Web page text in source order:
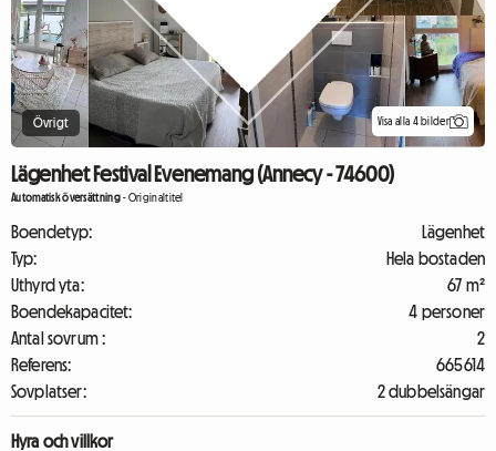
Övrigt Visa alla 4 bilder
Lägenhet Festival Evenemang (Annecy - 74600)
Automatisk översättning-Originaltitel
Boendetyp:
Lägenhet
Typ:
Hela bostaden
Uthyrd yta:
67 m²
Boendekapacitet:
4 personer
Antal sovrum :
2
Referens:
665614
Sovplatser:
2 dubbelsängar
Hyra och villkor